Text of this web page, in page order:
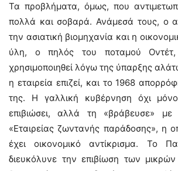
Τα προβλήματα, όμως, που
πολλά και σοβαρά. Ανάμεσά τους, ο
την ασιατική βιομηχανία και η
ύλη, ο πηλός του ποταμού
χρησιμοποιηθεί λόγω της ύπαρξης
η εταιρεία επιζεί, και το 1968
της. Η γαλλική κυβέρνηση όχι
επιβιώσει, αλλά τη «βράβευσε» με
«Εταιρείας ζωντανής παράδοσης», η
έχει οικονομικό αντίκρισμα. Το
διευκόλυνε την επιβίωση των